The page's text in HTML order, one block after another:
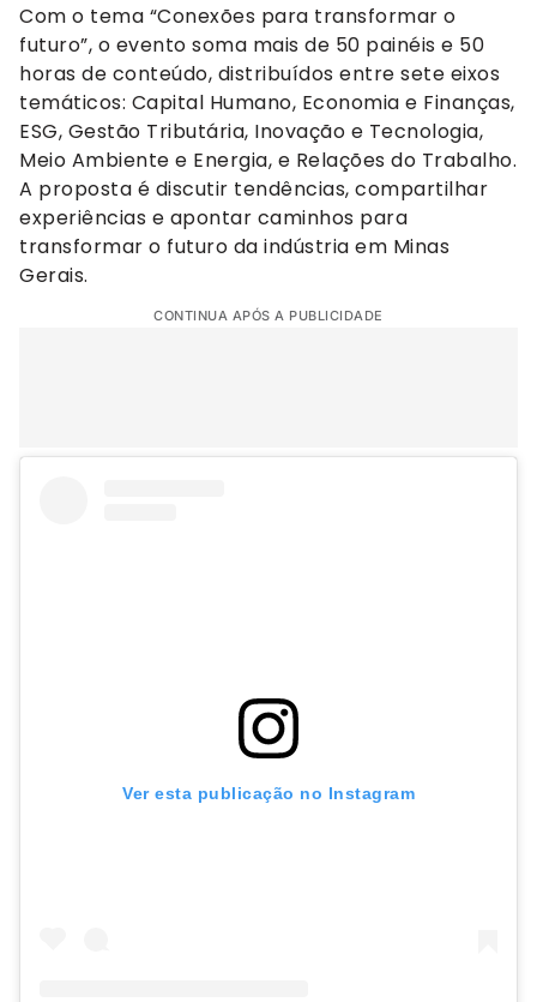
Com o tema “Conexões para transformar o
futuro”, o evento soma mais de 50 painéis e 50
horas de conteúdo, distribuídos entre sete eixos
temáticos: Capital Humano, Economia e Finanças,
ESG, Gestão Tributária, Inovação e Tecnologia,
Meio Ambiente e Energia, e Relações do Trabalho.
A proposta é discutir tendências, compartilhar
experiências e apontar caminhos para
transformar o futuro da indústria em Minas
Gerais.
CONTINUA APÓS A PUBLICIDADE
Ver esta publicação no Instagram